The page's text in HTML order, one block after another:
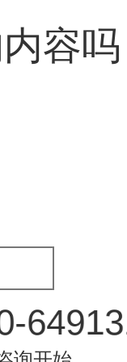
容吗
-64913